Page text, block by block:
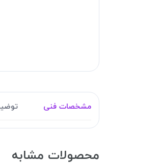
مشخصات فنی
محصولات مشابه